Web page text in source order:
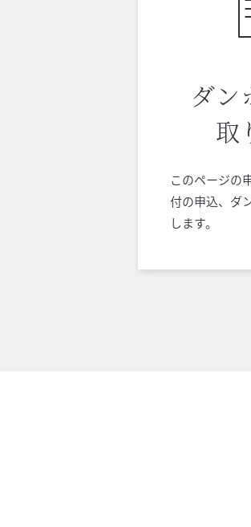
ダン
取
このページの
付の申込、ダ
します。